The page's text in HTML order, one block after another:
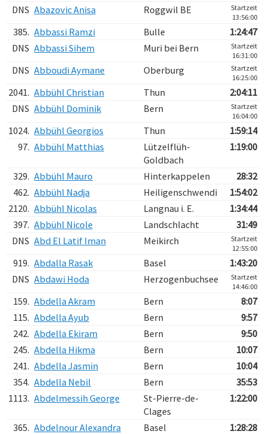
DNS Abazovic Anisa Roggwil BE
Startzeit
13:56:00
385. Abbassi Ramzi Bulle
1:24:47
DNS Abbassi Sihem Muri bei Bern
Startzeit
16:31:00
DNS Abboudi Aymane Oberburg
Startzeit
16:25:00
2041. Abbühl Christian Thun
2:04:11
DNS Abbühl Dominik Bern
Startzeit
16:04:00
1024. Abbühl Georgios Thun
1:59:14
97. Abbühl Matthias
Lützelflüh-
Goldbach
1:19:00
329. Abbühl Mauro Hinterkappelen
28:32
462. Abbühl Nadja Heiligenschwendi
1:54:02
2120. Abbühl Nicolas Langnau i. E.
1:34:44
397. Abbühl Nicole Landschlacht
31:49
DNS Abd El Latif Iman Meikirch
Startzeit
12:55:00
919. Abdalla Rasak Basel
1:43:20
DNS Abdawi Hoda Herzogenbuchsee
Startzeit
14:46:00
159. Abdella Akram Bern
8:07
115. Abdella Ayub Bern
9:57
242. Abdella Ekiram Bern
9:50
245. Abdella Hikma Bern
10:07
241. Abdella Jasmin Bern
10:04
354. Abdella Nebil Bern
35:53
1113. Abdelmessih George
St-Pierre-de-
Clages
1:22:00
365. Abdelnour Alexandra Basel
1:28:28